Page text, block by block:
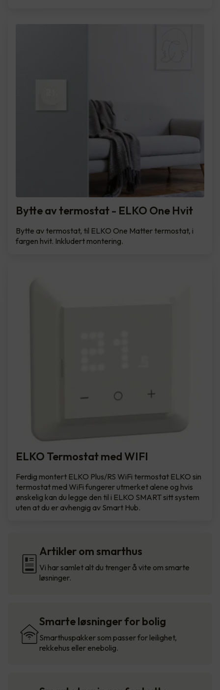
Bytte av termostat - ELKO One Hvit
Bytte av termostat, til ELKO One Matter termostat, i
fargen hvit. Inkludert montering.
ELKO Termostat med WIFI
Ferdig montert ELKO Plus/RS WiFi termostat ELKO sin
termostat med WiFi fungerer utmerket alene og hvis
ønskelig kan du legge den til i ELKO SMART sitt system
uten at du er avhengig av Smart Hub.
Artikler om smarthus
Vi har samlet alt du trenger å vite om smarte
løsninger.
Smarte løsninger for bolig
Smarthuspakker som passer for leilighet,
rekkehus eller enebolig.